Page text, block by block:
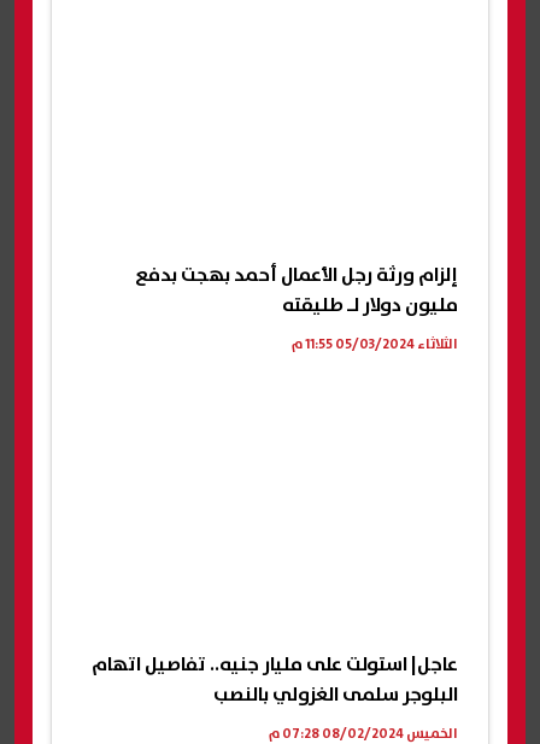
إلزام ورثة رجل الأعمال أحمد بهجت بدفع
مليون دولار لـ طليقته
الثلاثاء 05/03/2024 11:55 م
عاجل| استولت على مليار جنيه.. تفاصيل اتهام
البلوجر سلمى الغزولي بالنصب
الخميس 08/02/2024 07:28 م